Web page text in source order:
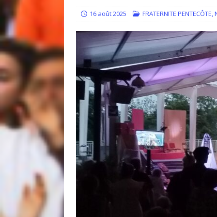
[ 14 juillet 2026 ] Quand la
ACCUEIL
[ 30 juin 2026 ] Témoignage :
[ 5 mai 2021 ] EDITO : Que
16 août 2025 FRATERNITE PENTECÔTE,